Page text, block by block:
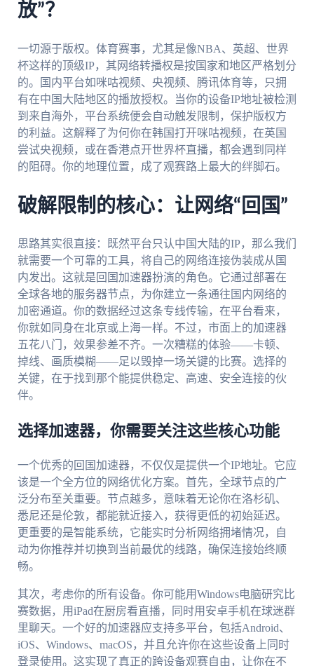
放”？
一切源于版权。体育赛事，尤其是像NBA、英超、世界
杯这样的顶级IP，其网络转播权是按国家和地区严格划分
的。国内平台如咪咕视频、央视频、腾讯体育等，只拥
有在中国大陆地区的播放授权。当你的设备IP地址被检测
到来自海外，平台系统便会自动触发限制，保护版权方
的利益。这解释了为何你在韩国打开咪咕视频，在英国
尝试央视频，或在香港点开世界杯直播，都会遇到同样
的阻碍。你的地理位置，成了观赛路上最大的绊脚石。
破解限制的核心：让网络“回国”
思路其实很直接：既然平台只认中国大陆的IP，那么我们
就需要一个可靠的工具，将自己的网络连接伪装成从国
内发出。这就是回国加速器扮演的角色。它通过部署在
全球各地的服务器节点，为你建立一条通往国内网络的
加密通道。你的数据经过这条专线传输，在平台看来，
你就如同身在北京或上海一样。不过，市面上的加速器
五花八门，效果参差不齐。一次糟糕的体验——卡顿、
掉线、画质模糊——足以毁掉一场关键的比赛。选择的
关键，在于找到那个能提供稳定、高速、安全连接的伙
伴。
选择加速器，你需要关注这些核心功能
一个优秀的回国加速器，不仅仅是提供一个IP地址。它应
该是一个全方位的网络优化方案。首先，全球节点的广
泛分布至关重要。节点越多，意味着无论你在洛杉矶、
悉尼还是伦敦，都能就近接入，获得更低的初始延迟。
更重要的是智能系统，它能实时分析网络拥堵情况，自
动为你推荐并切换到当前最优的线路，确保连接始终顺
畅。
其次，考虑你的所有设备。你可能用Windows电脑研究比
赛数据，用iPad在厨房看直播，同时用安卓手机在球迷群
里聊天。一个好的加速器应支持多平台，包括Android、
iOS、Windows、macOS，并且允许你在这些设备上同时
登录使用。这实现了真正的跨设备观赛自由，让你在不